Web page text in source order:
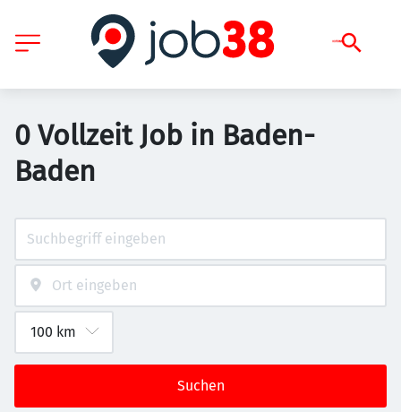
0 Vollzeit Job in Baden-
Baden
Suchen